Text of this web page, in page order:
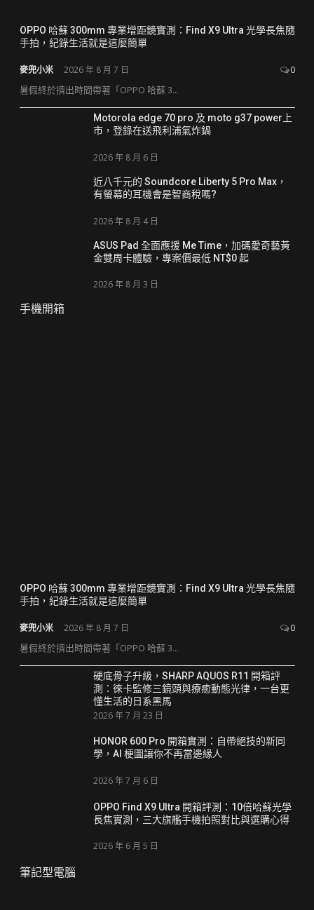
OPPO 哈蘇 300mm 專業增距鏡實測：Find X9 Ultra 光學長焦隨
手拍，紀錄生活就是這麼簡單
麥兜小米 2026 年 8 月 7 日 0
暑假終於擠出時間帶著「OPPO 哈蘇 3...
Motorola edge 70 pro 及 moto g37 power上
市，登錄在送飛利浦氣炸鍋
2026 年 8 月 6 日
近八千元的 Soundcore Liberty 5 Pro Max，
有螢幕的耳機會是智商稅嗎?
2026 年 8 月 4 日
ASUS Pad 全面應援 Me Time，加碼愛奇藝黃
金雙周卡體驗，專案價最低 NT$0 起
2026 年 8 月 3 日
手機開箱
OPPO 哈蘇 300mm 專業增距鏡實測：Find X9 Ultra 光學長焦隨
手拍，紀錄生活就是這麼簡單
麥兜小米 2026 年 8 月 7 日 0
暑假終於擠出時間帶著「OPPO 哈蘇 3...
硬底骨子升級，SHARP AQUOS R11 開箱評
測：徠卡監修三鏡頭與療癒動態光律，一台更
懂生活的日系黑馬
2026 年 7 月 23 日
HONOR 600 Pro 開箱實測：自帶絕技的新同
學，AI 梗圖讓你不再當邊緣人
2026 年 7 月 6 日
OPPO Find X9 Ultra 開箱評測：10倍哈蘇光學
長焦實測，三大旗艦手機拍照對比與選購心得
2026 年 6 月 5 日
筆記型電腦